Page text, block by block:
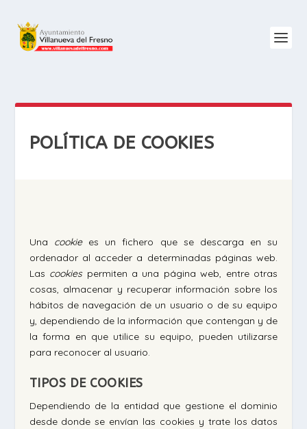
POLÍTICA DE COOKIES
Una cookiees un fichero que se descarga en su
ordenador al acceder a determinadas páginas web.
Las cookiespermiten a una página web, entre otras
cosas, almacenar y recuperar información sobre los
hábitos de navegación de un usuario o de su equipo
y, dependiendo de la información que contengan y de
la forma en que utilice su equipo, pueden utilizarse
para reconocer al usuario.
TIPOS DE COOKIES
Dependiendo de la entidad que gestione el dominio
desde donde se envían las cookies y trate los datos